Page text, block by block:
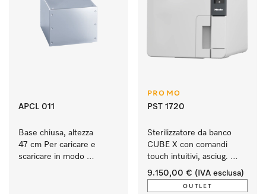
APCL 011
Base chiusa, altezza
47 cm Per caricare e
scaricare in modo
PROMO
PST 1720
Sterilizzatore da banco
CUBE X con comandi
touch intuitivi, asciug.
EcoDry e capacità di
4,5 kg di strumenti.
9.150,00 € (IVA esclusa)
OUTLET